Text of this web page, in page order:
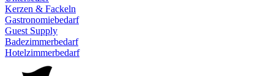
Kerzen & Fackeln
Gastronomiebedarf
Guest Supply
Badezimmerbedarf
Hotelzimmerbedarf